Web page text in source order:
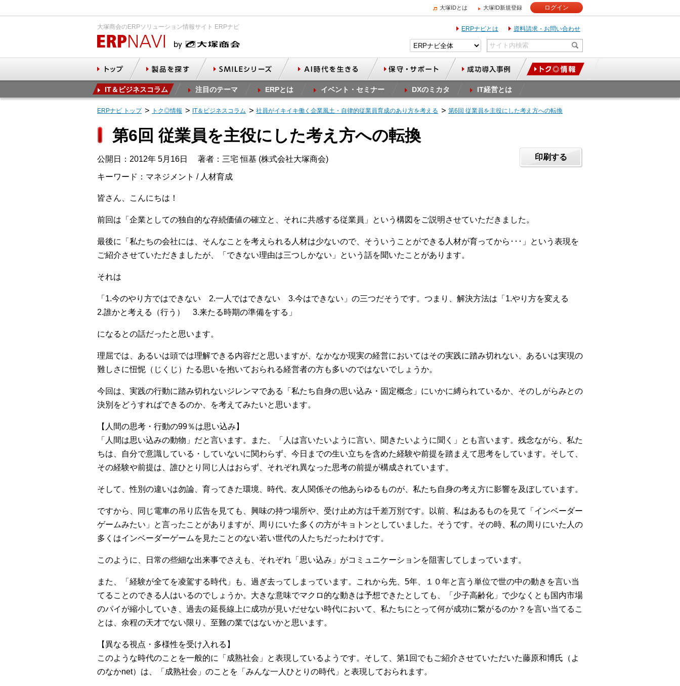
大塚IDとは 大塚ID新規登録 ログイン
大塚商会のERPソリューション情報サイト ERPナビ ERPナビとは 資料請求・お問い合わせ
IT＆ビジネスコラム 注目のテーマ ERPとは イベント・セミナー DXのミカタ IT経営とは
ERPナビ トップ トク◎情報 IT＆ビジネスコラム 社員がイキイキ働く企業風土・自律的従業員育成のあり方を考える 第6回 従業員を主役にした考え方への転換
第6回 従業員を主役にした考え方への転換
公開日：2012年 5月16日 著者：三宅 恒基 (株式会社大塚商会)
キーワード：マネジメント / 人材育成
印刷する
皆さん、こんにちは！
前回は「企業としての独自的な存続価値の確立と、それに共感する従業員」という構図をご説明させていただきました。
最後に「私たちの会社には、そんなことを考えられる人材は少ないので、そういうことができる人材が育ってから･･･」という表現を
ご紹介させていただきましたが、「できない理由は三つしかない」という話を聞いたことがあります。
それは
「1.今のやり方ではできない 2.一人ではできない 3.今はできない」の三つだそうです。つまり、解決方法は「1.やり方を変える
2.誰かと考える（行う） 3.来たる時期の準備をする」
になるとの話だったと思います。
理屈では、あるいは頭では理解できる内容だと思いますが、なかなか現実の経営においてはその実践に踏み切れない、あるいは実現の
難しさに忸怩（じくじ）たる思いを抱いておられる経営者の方も多いのではないでしょうか。
今回は、実践の行動に踏み切れないジレンマである「私たち自身の思い込み・固定概念」にいかに縛られているか、そのしがらみとの
決別をどうすればできるのか、を考えてみたいと思います。
【人間の思考・行動の99％は思い込み】
「人間は思い込みの動物」だと言います。また、「人は言いたいように言い、聞きたいように聞く」とも言います。残念ながら、私た
ちは、自分で意識している・していないに関わらず、今日までの生い立ちを含めた経験や前提を踏まえて思考をしています。そして、
その経験や前提は、誰ひとり同じ人はおらず、それぞれ異なった思考の前提が構成されています。
そして、性別の違いは勿論、育ってきた環境、時代、友人関係その他あらゆるものが、私たち自身の考え方に影響を及ぼしています。
ですから、同じ電車の吊り広告を見ても、興味の持つ場所や、受け止め方は千差万別です。以前、私はあるものを見て「インベーダー
ゲームみたい」と言ったことがありますが、周りにいた多くの方がキョトンとしていました。そうです。その時、私の周りにいた人の
多くはインベーダーゲームを見たことのない若い世代の人たちだったわけです。
このように、日常の些細な出来事でさえも、それぞれ「思い込み」がコミュニケーションを阻害してしまっています。
また、「経験が全てを凌駕する時代」も、過ぎ去ってしまっています。これから先、5年、１０年と言う単位で世の中の動きを言い当
てることのできる人はいるのでしょうか。大きな意味でマクロ的な動きは予想できたとしても、「少子高齢化」で少なくとも国内市場
のパイが縮小していき、過去の延長線上に成功が見いだせない時代において、私たちにとって何が成功に繋がるのか？を言い当てるこ
とは、余程の天才でない限り、至難の業ではないかと思います。
【異なる視点・多様性を受け入れる】
このような時代のことを一般的に「成熟社会」と表現しているようです。そして、第1回でもご紹介させていただいた藤原和博氏（よ
のなかnet）は、「成熟社会」のことを「みんな一人ひとりの時代」と表現しておられます。